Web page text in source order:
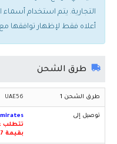
التجارية. يتم استخدام أسماء
أعلاه فقط لإظهار توافقها مع
طرق الشحن
UAE56
تتطلب
بقيمة 7 دولارات أمريكية كمنطقة نائية.